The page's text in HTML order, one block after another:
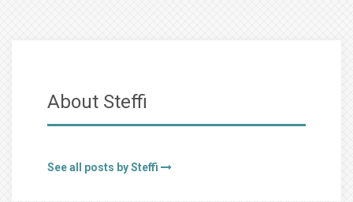
About Steffi
See all posts by Steffi